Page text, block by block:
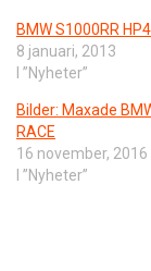
BMW S1000RR HP4
8 januari, 2013
I ”Nyheter”
Bilder: Maxade
RACE
16 november, 2016
I ”Nyheter”